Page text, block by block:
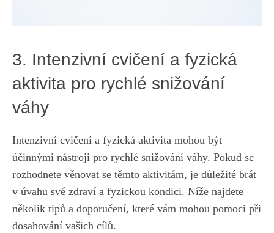
3.‍ Intenzivní cvičení a fyzická
aktivita pro rychlé snižování
váhy
Intenzivní cvičení a fyzická aktivita⁤ mohou být‌
účinnými‌ nástroji pro rychlé snižování váhy. Pokud se
rozhodnete věnovat se těmto aktivitám, je ​důležité brát
v úvahu své zdraví a fyzickou kondici. Níže najdete
několik tipů a‌ doporučení, které vám mohou pomoci při
dosahování vašich cílů.